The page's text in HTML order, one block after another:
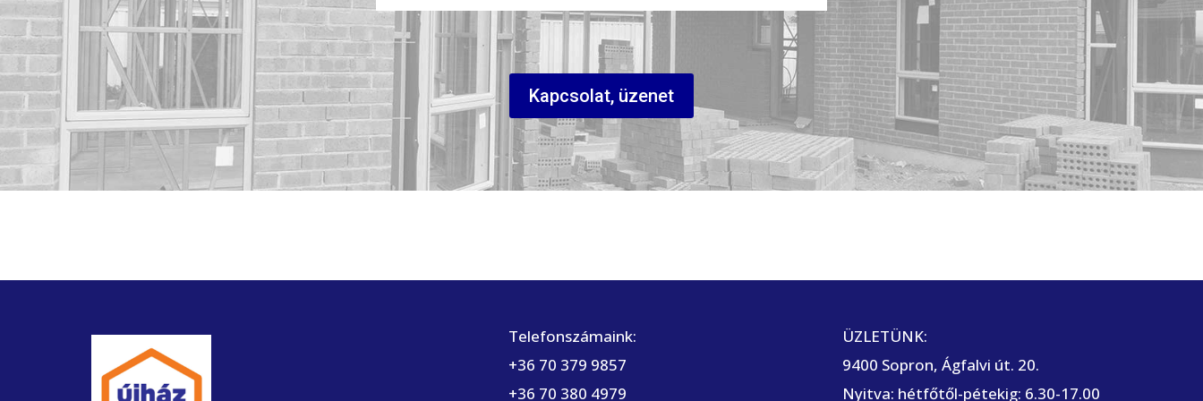
Kapcsolat, üzenet
Telefonszámaink:
+36 70 379 9857
+36 70 380 4979
ÜZLETÜNK:
9400 Sopron, Ágfalvi út. 20.
Nyitva: hétfőtől-pétekig: 6.30-17.00